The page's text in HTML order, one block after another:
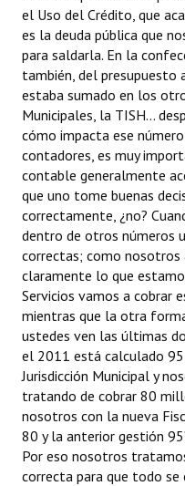
el Uso del Crédito, que
es la deuda pública que
para saldarla. En la
también, del presupuesto
estaba sumado en los
Municipales, la TISH...
cómo impacta ese
contadores, es muy
contable generalmente
que uno tome buenas
correctamente, ¿no?
dentro de otros números
correctas; como nosotros
claramente lo que
Servicios vamos a cobrar
mientras que la otra
ustedes ven las últimas
el 2011 está calculado
Jurisdicción Municipal y
tratando de cobrar 80
nosotros con la nueva
80 y la anterior gestión
Por eso nosotros
correcta para que todo se